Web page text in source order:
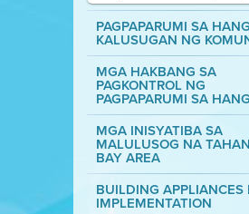
PAGPAPARUMI SA
KALUSUGAN NG
MGA HAKBANG SA
PAGKONTROL NG
PAGPAPARUMI SA
MGA INISYATIBA SA
MALULUSOG NA
BAY AREA
BUILDING APPLIANCES
IMPLEMENTATION